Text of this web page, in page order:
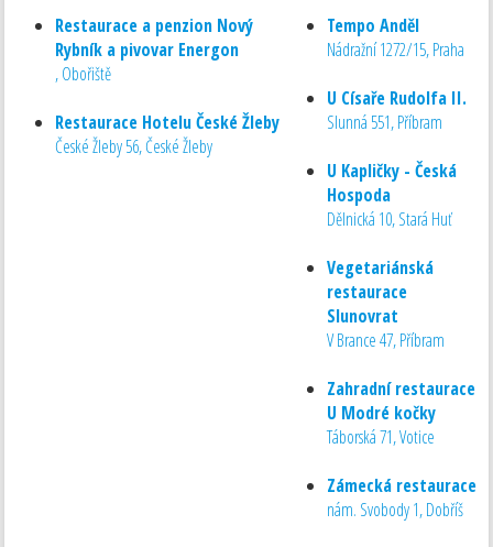
Restaurace a penzion Nový
Rybník a pivovar Energon
, Obořiště
Restaurace Hotelu České Žleby
České Žleby 56, České Žleby
Tempo Anděl
Nádražní 1272/15, Praha
U Císaře Rudolfa II.
Slunná 551, Příbram
U Kapličky - Česká
Hospoda
Dělnická 10, Stará Huť
Vegetariánská
restaurace
Slunovrat
V Brance 47, Příbram
Zahradní restaurace
U Modré kočky
Táborská 71, Votice
Zámecká restaurace
nám. Svobody 1, Dobříš